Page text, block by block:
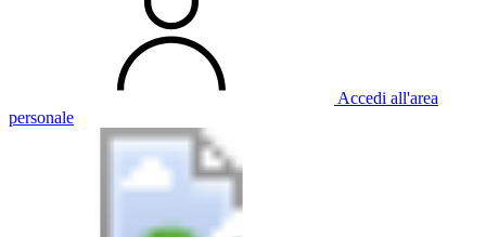
Accedi all'area
personale